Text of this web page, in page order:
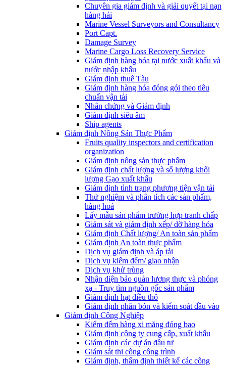
Chuyên gia giám định và giải quyết tại nạn
hàng hải
Marine Vessel Surveyors and Consultancy
Port Capt.
Damage Survey
Marine Cargo Loss Recovery Service
Giám định hàng hóa tại nước xuất khẩu và
nước nhập khẩu
Giám định thuê Tàu
Giám định hàng hóa đóng gói theo tiêu
chuẩn vận tải
Nhân chứng và Giám định
Giám định siêu âm
Ship agents
Giám định Nông Sản Thực Phẩm
Fruits quality inspectors and certification
organization
Giám định nông sản thực phẩm
Giám định chất lượng và số lượng khối
lượng Gạo xuất khẩu
Giám định tình trạng phương tiện vận tải
Thử nghiệm và phân tích các sản phẩm,
hàng hoá
Lấy mẫu sản phẩm trường hợp tranh chấp
Giám sát và giám định xếp/ dỡ hàng hóa
Giám định Chất lượng/ An toàn sản phẩm
Giám định An toàn thực phẩm
Dịch vụ giám định và áp tải
Dịch vụ kiểm đếm/ giao nhận
Dịch vụ khử trùng
Nhận diện bảo quản lương thực và phóng
xạ - Truy tìm nguồn gốc sản phẩm
Giám định hạt điều thô
Giám định phân bón và kiểm soát đầu vào
Giám định Công Nghiệp
Kiểm đếm hàng xi măng đóng bao
Giám định công ty cung cấp, xuất khẩu
Giám định các dự án đầu tư
Giám sát thi công công trình
Giám định, thẩm định thiết kế các công